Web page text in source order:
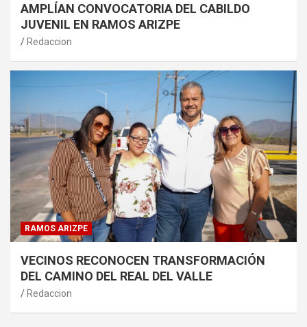
AMPLÍAN CONVOCATORIA DEL CABILDO
JUVENIL EN RAMOS ARIZPE
Redaccion
RAMOS ARIZPE
VECINOS RECONOCEN TRANSFORMACIÓN
DEL CAMINO DEL REAL DEL VALLE
Redaccion